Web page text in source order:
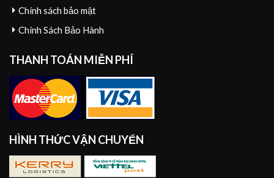
Chính sách bảo mật
Chính Sách Bảo Hành
THANH TOÁN MIỄN PHÍ
HÌNH THỨC VẬN CHUYỂN